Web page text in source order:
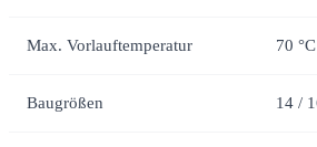
Max. Vorlauftemperatur 70
Baugrößen 14 /